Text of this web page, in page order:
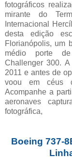
fotográficos
mirante do
Internacional
desta edição
Florianópolis, um
médio porte de
Challenger 300.
2011 e antes de
voou em céus
Acompanhe a
aeronaves
fotográfica,
Boeing 737-